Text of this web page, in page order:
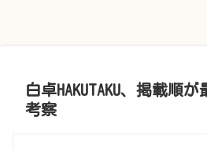
白卓HAKUTAKU、掲載順
考察